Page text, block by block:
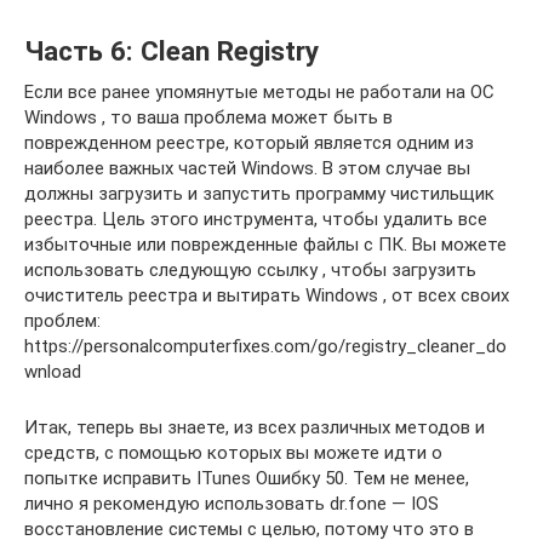
Часть 6: Clean Registry
Если все ранее упомянутые методы не работали на ОС
Windows , то ваша проблема может быть в
поврежденном реестре, который является одним из
наиболее важных частей Windows. В этом случае вы
должны загрузить и запустить программу чистильщик
реестра. Цель этого инструмента, чтобы удалить все
избыточные или поврежденные файлы с ПК. Вы можете
использовать следующую ссылку , чтобы загрузить
очиститель реестра и вытирать Windows , от всех своих
проблем:
https://personalcomputerfixes.com/go/registry_cleaner_do
wnload
Итак, теперь вы знаете, из всех различных методов и
средств, с помощью которых вы можете идти о
попытке исправить ITunes Ошибку 50. Тем не менее,
лично я рекомендую использовать dr.fone — IOS
восстановление системы с целью, потому что это в